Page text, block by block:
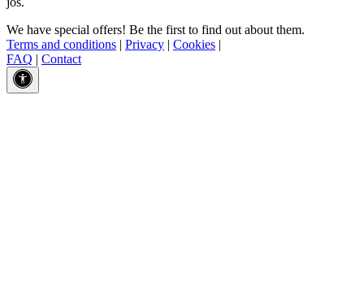
We have special offers! Be the first to find out about them.
Terms and conditions | Privacy | Cookies |
FAQ | Contact